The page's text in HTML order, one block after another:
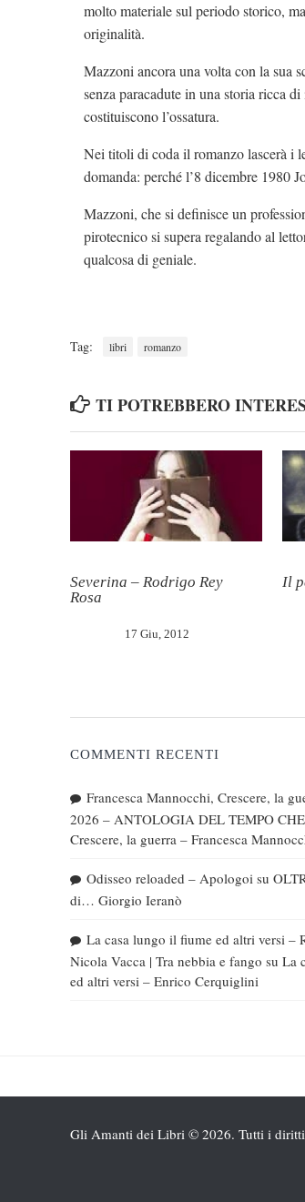
molto materiale sul periodo storico,
originalità.
Mazzoni ancora una volta con la sua
senza paracadute in una storia ricca
costituiscono l’ossatura.
Nei titoli di coda il romanzo lascerà i
domanda: perché l’8 dicembre 1980
Mazzoni, che si definisce un
pirotecnico si supera regalando al
qualcosa di geniale.
Tag: libri romanzo
TI POTREBBERO
Severina – Rodrigo Rey
Rosa
17 Giu, 2012
Il
COMMENTI RECENTI
Francesca Mannocchi, Crescere, la
2026 – ANTOLOGIA DEL TEMPO
Crescere, la guerra – Francesca
Odisseo reloaded – Apologoi su
di… Giorgio Ieranò
La casa lungo il fiume ed altri versi –
Nicola Vacca | Tra nebbia e fango su La
ed altri versi – Enrico Cerquiglini
Gli Amanti dei Libri © 2026. Tutti i